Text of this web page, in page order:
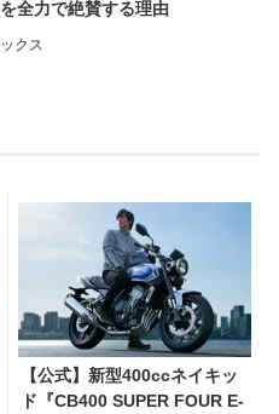
全力で絶賛する理由
クス
【公式】新型400ccネイキッ
ド『CB400 SUPER FOUR E-